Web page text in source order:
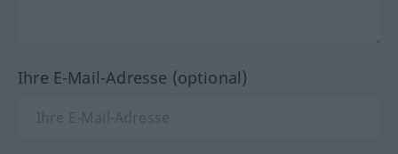
Ihre E-Mail-Adresse (optional)